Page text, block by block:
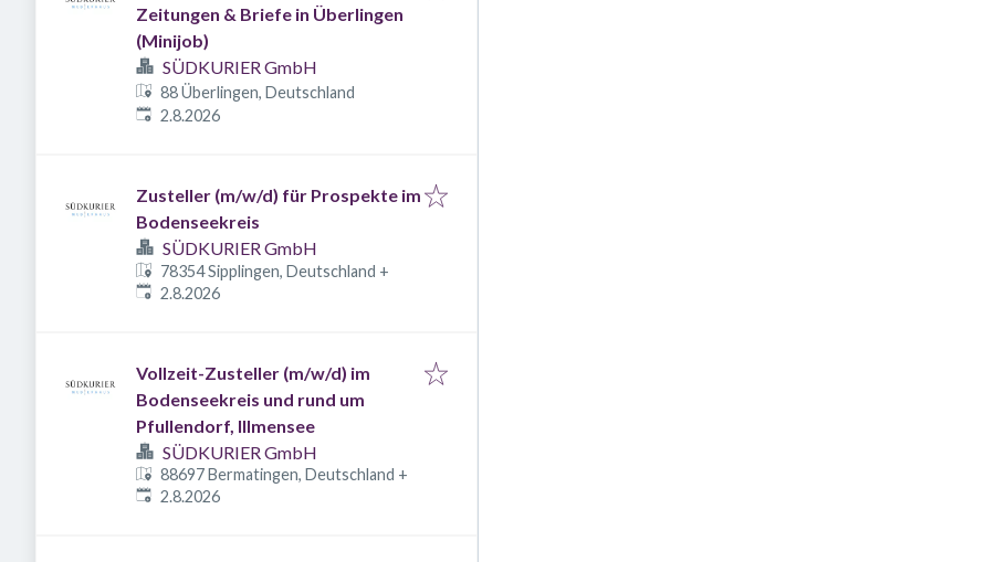
Zeitungen & Briefe in Überlingen
(Minijob)
SÜDKURIER GmbH
88 Überlingen, Deutschland
Veröffentlicht
2.8.2026
Zusteller (m/w/d) für Prospekte im
Bodenseekreis
SÜDKURIER GmbH
78354 Sipplingen, Deutschland +
Veröffentlicht
2.8.2026
Vollzeit-Zusteller (m/w/d) im
Bodenseekreis und rund um
Pfullendorf, Illmensee
SÜDKURIER GmbH
88697 Bermatingen, Deutschland +
Veröffentlicht
2.8.2026